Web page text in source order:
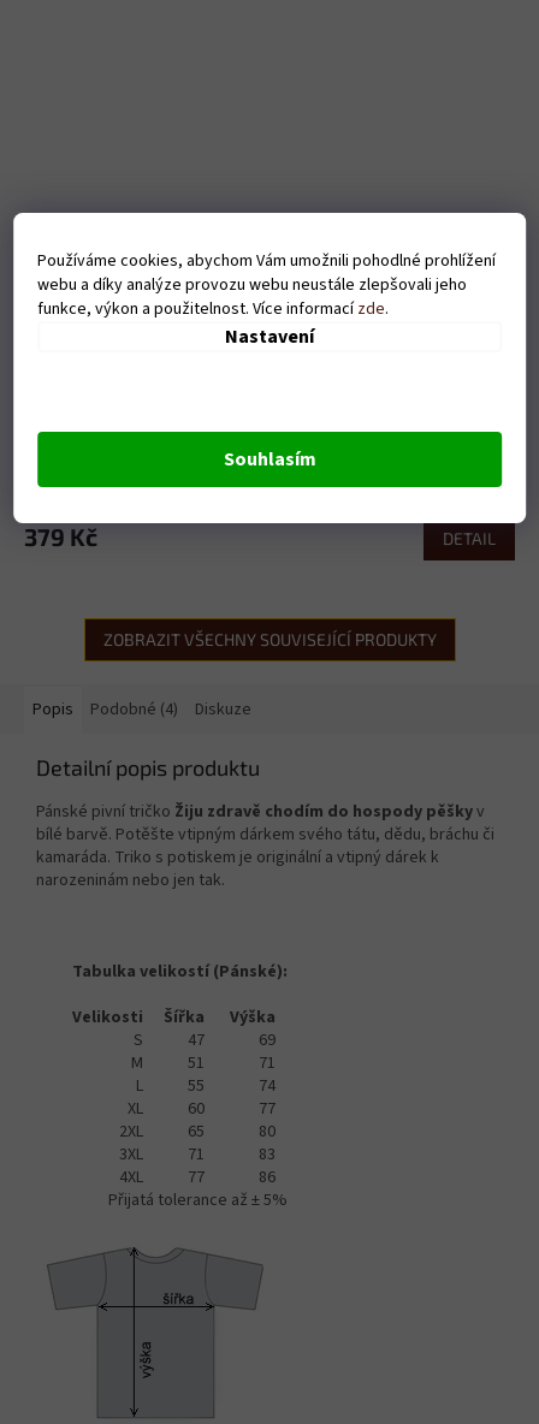
Používáme cookies, abychom Vám umožnili pohodlné prohlížení
webu a díky analýze provozu webu neustále zlepšovali jeho
funkce, výkon a použitelnost. Více informacízde.
Nastavení
Souhlasím
Skladem
379 Kč DETAIL
ZOBRAZIT VŠECHNY SOUVISEJÍCÍ PRODUKTY
Popis Podobné (4) Diskuze
Detailní popis produktu
Pánské pivní tričko Žiju zdravě chodím do hospody pěškyv
bílé barvě. Potěšte vtipným dárkem svého tátu, dědu, bráchu či
kamaráda. Triko s potiskem je originální a vtipný dárek k
narozeninám nebo jen tak.
Tabulka velikostí (Pánské):
Velikosti
Šířka
Výška
S
47
69
M
51
71
L
55
74
XL
60
77
2XL
65
80
3XL
71
83
4XL
77
86
Přijatá tolerance až ± 5%